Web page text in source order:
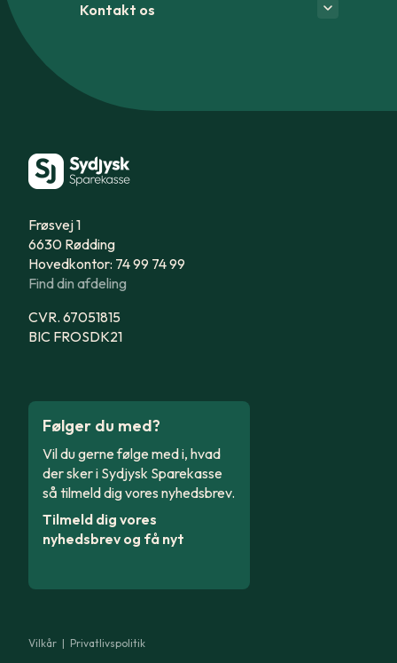
Kontakt os
Frøsvej 1
6630 Rødding
Hovedkontor: 74 99 74 99
Find din afdeling
CVR. 67051815
BIC FROSDK21
Følger du med?
Vil du gerne følge med i, hvad
der sker i Sydjysk Sparekasse
så tilmeld dig vores nyhedsbrev.
Tilmeld dig vores
nyhedsbrev og få nyt
Vilkår | Privatlivspolitik